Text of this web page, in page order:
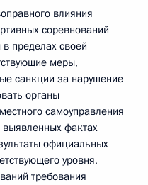
влияния
соревнований
пределах своей
меры,
санкции за нарушение
органы
самоуправления
фактах
официальных
уровня,
требования